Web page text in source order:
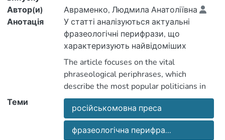
Автор(и)
Авраменко, Людмила Анатоліївна
Анотація
У статті аналізуються актуальні
фразеологічні перифрази, що
характеризують найвідоміших
політиків як України, так і всього
світу. Досліджуються основні чинники
перифрастичних найменувань
The article focuses on the vital
phraseological periphrases, which
describe the most popular politicians in
Ukraine and in the world. It reveals the
main factors of periphrases of political
concepts.
Теми
російськомовна преса
фразеологічна перифра...